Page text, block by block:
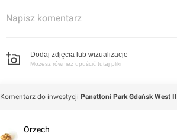
Napisz komentarz
Dodaj zdjęcia lub wizualizacje
Możesz również upuścić tutaj pliki
Komentarz do inwestycji Panattoni Park Gdańsk West II
Orzech